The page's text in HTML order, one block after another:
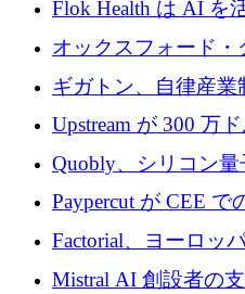
Flok Health は AI を
ットフォームの成長
オックスフォード
が「成人向け」2億
ラウンドを獲得
ギガトン、自律産業
ルを調達
Upstream が 300 万
Xavier Niel が支援す
げる
Quobly、シリコン
商用化のためにシリ
ーロを調達
Paypercut が CEE
拡大するために 500
Factorial、ヨーロッ
億ドルの評価額で1
Mistral AI 創設者の